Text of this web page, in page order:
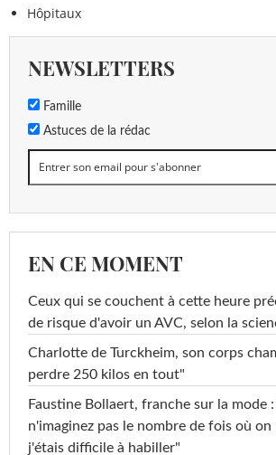
Hôpitaux
NEWSLETTERS
Famille
Astuces de la rédac
EN CE MOMENT
Ceux qui se couchent à cette heure
de risque d'avoir un AVC, selon la
Charlotte de Turckheim, son corps
perdre 250 kilos en tout"
Faustine Bollaert, franche sur la mode
n'imaginez pas le nombre de fois où
j'étais difficile à habiller"